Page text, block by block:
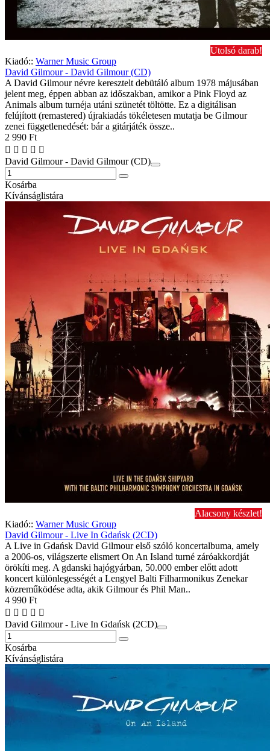
Utolsó darab!
Kiadó:: Warner Music Group
David Gilmour - David Gilmour (CD)
A David Gilmour névre keresztelt debütáló album 1978 májusában
jelent meg, éppen abban az időszakban, amikor a Pink Floyd az
Animals album turnéja utáni szünetét töltötte. Ez a digitálisan
felújított (remastered) újrakiadás tökéletesen mutatja be Gilmour
zenei függetlenedését: bár a gitárjáték össze..
2 990 Ft
David Gilmour - David Gilmour (CD)
Kosárba
Kívánságlistára
Alacsony készlet!
Kiadó:: Warner Music Group
David Gilmour - Live In Gdańsk (2CD)
A Live in Gdańsk David Gilmour első szóló koncertalbuma, amely
a 2006-os, világszerte elismert On An Island turné záróakkordját
örökíti meg. A gdanski hajógyárban, 50.000 ember előtt adott
koncert különlegességét a Lengyel Balti Filharmonikus Zenekar
közreműködése adta, akik Gilmour és Phil Man..
4 990 Ft
David Gilmour - Live In Gdańsk (2CD)
Kosárba
Kívánságlistára